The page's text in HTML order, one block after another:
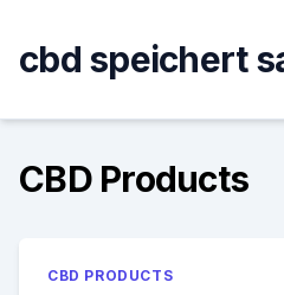
content
cbd speichert
CBD Products
CBD PRODUCTS